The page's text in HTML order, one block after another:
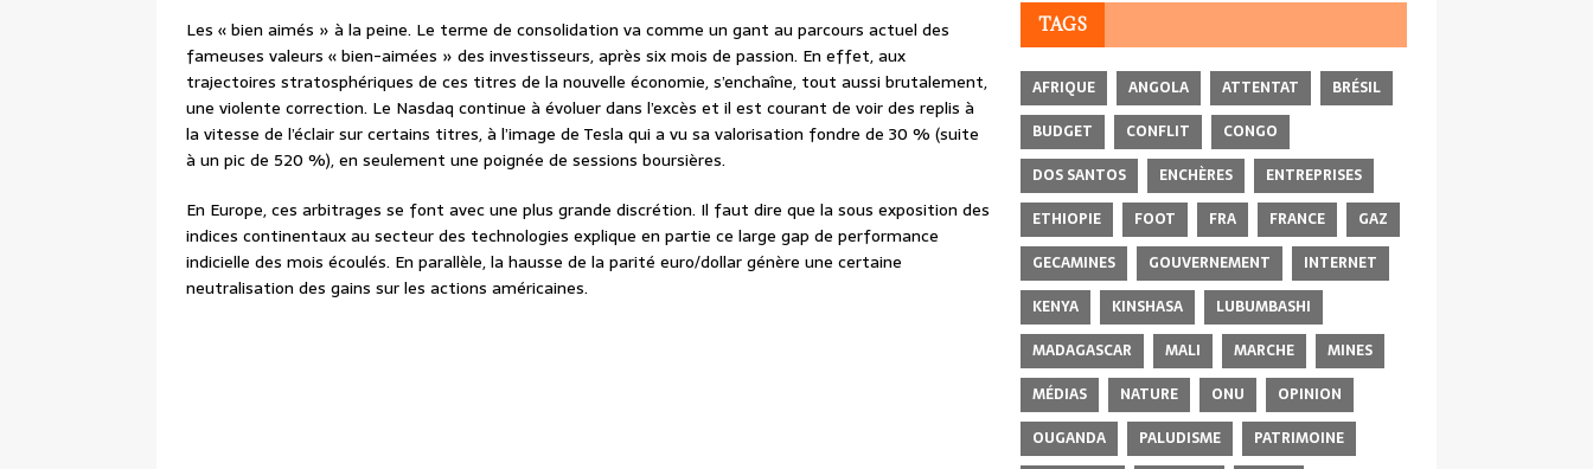
Les « bien aimés » à la peine. Le terme de consolidation va comme un gant au parcours actuel des
fameuses valeurs « bien-aimées » des investisseurs, après six mois de passion. En effet, aux
trajectoires stratosphériques de ces titres de la nouvelle économie, s’enchaîne, tout aussi brutalement,
une violente correction. Le Nasdaq continue à évoluer dans l’excès et il est courant de voir des replis à
la vitesse de l’éclair sur certains titres, à l’image de Tesla qui a vu sa valorisation fondre de 30 % (suite
à un pic de 520 %), en seulement une poignée de sessions boursières.
En Europe, ces arbitrages se font avec une plus grande discrétion. Il faut dire que la sous exposition des
indices continentaux au secteur des technologies explique en partie ce large gap de performance
indicielle des mois écoulés. En parallèle, la hausse de la parité euro/dollar génère une certaine
neutralisation des gains sur les actions américaines.
TAGS
AFRIQUE ANGOLA ATTENTAT
BRÉSIL
BUDGET
CONFLIT
CONGO
DOS SANTOS
ENCHÈRES
ENTREPRISES
ETHIOPIE
FOOT FRA FRANCE
GAZ
GECAMINES
GOUVERNEMENT
INTERNET
KENYA
KINSHASA
LUBUMBASHI
MADAGASCAR
MALI MARCHE
MINES
MÉDIAS
NATURE ONU
OPINION
OUGANDA
PALUDISME PATRIMOINE